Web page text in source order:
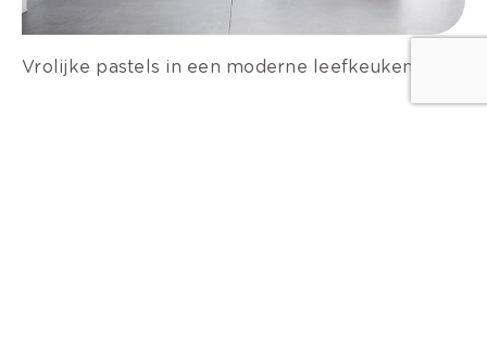
Vrolijke pastels in een moderne leefkeuken.